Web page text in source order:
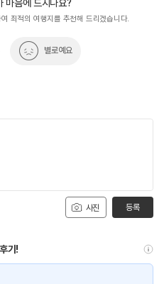
마음에 드시나요?
최적의 여행지를 추천해 드리겠습니다.
별로예요
사진 등록
기!